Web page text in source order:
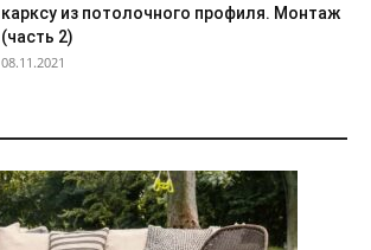
карксу из потолочного профиля. Монтаж
(часть 2)
08.11.2021